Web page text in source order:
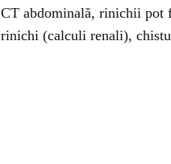
CT abdominală, rinichii pot
rinichi (calculi renali),